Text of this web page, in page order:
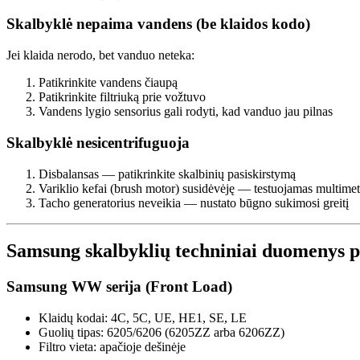
Skalbyklė nepaima vandens (be klaidos kodo)
Jei klaida nerodo, bet vanduo neteka:
Patikrinkite vandens čiaupą
Patikrinkite filtriuką prie vožtuvo
Vandens lygio sensorius gali rodyti, kad vanduo jau pilnas
Skalbyklė nesicentrifuguoja
Disbalansas — patikrinkite skalbinių pasiskirstymą
Variklio kefai (brush motor) susidėvėję — testuojamas
Tacho generatorius neveikia — nustato būgno sukimosi greitį
Samsung skalbyklių techniniai duomenys
Samsung WW serija (Front Load)
Klaidų kodai: 4C, 5C, UE, HE1, SE, LE
Guolių tipas: 6205/6206 (6205ZZ arba 6206ZZ)
Filtro vieta: apačioje dešinėje